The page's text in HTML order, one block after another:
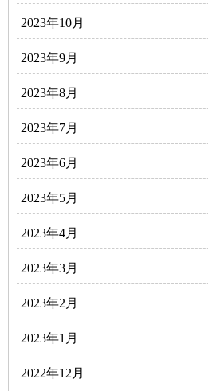
2023年10月
2023年9月
2023年8月
2023年7月
2023年6月
2023年5月
2023年4月
2023年3月
2023年2月
2023年1月
2022年12月